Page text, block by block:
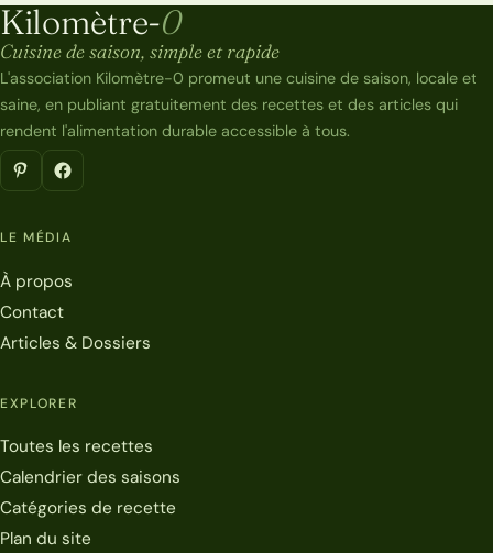
Kilomètre-0
Kilomètre-0
Cuisine de saison, simple et rapide
L'association Kilomètre-0 promeut une cuisine de saison, locale et
saine, en publiant gratuitement des recettes et des articles qui
rendent l'alimentation durable accessible à tous.
LE MÉDIA
À propos
Contact
Articles & Dossiers
EXPLORER
Toutes les recettes
Calendrier des saisons
Catégories de recette
Plan du site